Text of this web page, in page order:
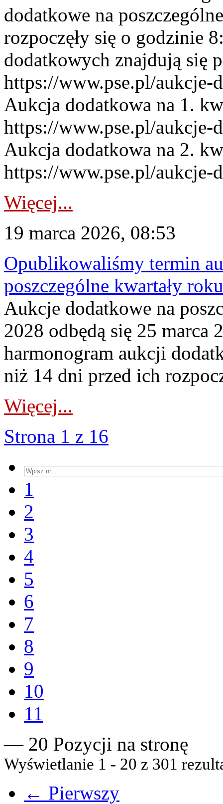
dodatkowe na
rozpoczęły się o godzinie
dodatkowych znajdują się
https://www.pse.pl/
Aukcja dodatkowa na 1.
https://www.pse.pl/
Aukcja dodatkowa na 2.
https://www.pse.pl/aukcje-
Więcej...
19 marca 2026, 08:53
Opublikowaliśmy termin
poszczególne kwartały
Aukcje dodatkowe na
2028 odbędą się 25 marca
harmonogram aukcji
niż 14 dni przed ich
Więcej...
Strona 1 z 16
1
2
3
4
5
6
7
8
9
10
11
— 20 Pozycji na stronę
Wyświetlanie 1 - 20 z 301
← Pierwszy